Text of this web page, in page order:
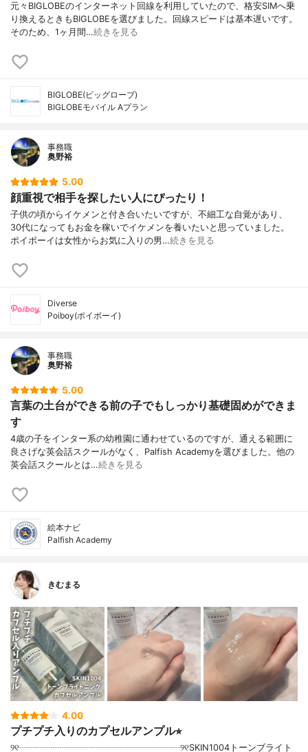
元々BIGLOBEのインターネット回線を利用していたので、格安SIMへ乗
り換えるときもBIGLOBEを選びました。回線スピードは基本遅いです。
そのため、1ヶ月間…続きを見る
BIGLOBE(ビッグローブ)
BIGLOBEモバイル Aプラン
事務職
奥野裕
5.00
顔重視で相手を探したい人にぴったり！
子供の頃からイケメンと付き合いたいですが、不細工な自覚があり、
30代になってもお金を稼いでイケメンを養いたいと思っていました。
ポイボーイは女性からお気に入りの男…続きを見る
Diverse
Poiboy(ポイボーイ)
事務職
奥野裕
5.00
言葉の土台ができる前の子でもしっかり基礎固めができま
す
4歳の子をインター系の幼稚園に通わせているのですが、通える範囲に
良さげな英会話スクールがなく、Palfish Academyを選びました。他の
英会話スクールとは…続きを見る
絵本ナビ
Palfish Academy
きむまる
4.00
プチプチ入りのカプセルアンプル⭐︎
୨୧┈┈┈┈┈┈┈┈┈┈┈┈┈┈┈┈┈┈୨୧SKIN1004トーンブライト